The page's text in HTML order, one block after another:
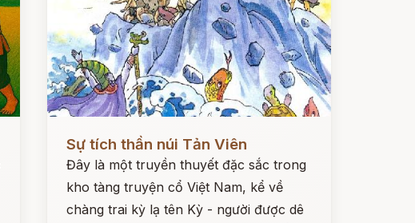
Sự tích thần núi Tản Viên
Đây là một truyền thuyết đặc sắc trong
kho tàng truyện cổ Việt Nam, kể về
chàng trai kỳ lạ tên Kỳ - người được dê